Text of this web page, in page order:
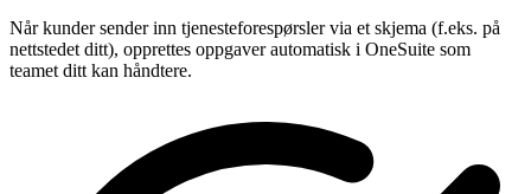
Når kunder sender inn tjenesteforespørsler via et skjema (f.eks. på
nettstedet ditt), opprettes oppgaver automatisk i OneSuite som
teamet ditt kan håndtere.